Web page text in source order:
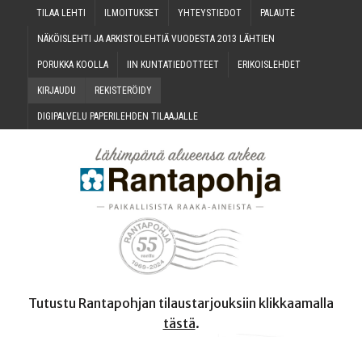
TILAA LEH­TI ILMOI­TUK­SET YHTEYS­TIE­DOT PALAU­TE
NÄKÖIS­LEH­TI JA ARKIS­TO­LEH­TIÄ VUO­DES­TA 2013 LÄHTIEN
PORUK­KA KOOLLA IIN KUN­TA­TIE­DOT­TEET ERI­KOIS­LEH­DET
KIR­JAU­DU REKIS­TE­RÖI­DY
DIGI­PAL­VE­LU PAPE­RI­LEH­DEN TILAAJALLE
Tutustu Rantapohjan tilaustarjouksiin klikkaamalla
tästä.